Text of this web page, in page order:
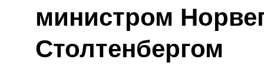
министром
Столтенбергом